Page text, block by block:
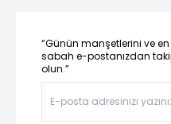
“Günün manşetlerini ve
sabah e-postanızdan
olun.”